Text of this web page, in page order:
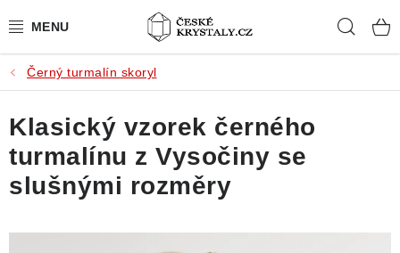
na
PŘÍRODNÍ KAMENY
BROUŠENÉ KAMENY
MISTROVSKÉ KRYSTALY
Černý turmalín skoryl
Klasický vzorek černého
turmalínu z Vysočiny se
slušnými rozměry